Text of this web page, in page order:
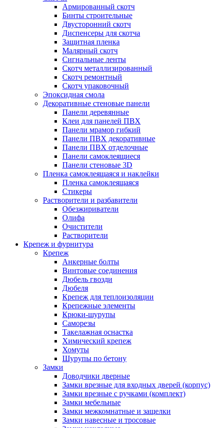
Армированный скотч
Бинты строительные
Двусторонний скотч
Диспенсеры для скотча
Защитная пленка
Малярный скотч
Сигнальные ленты
Скотч металлизированный
Скотч ремонтный
Скотч упаковочный
Эпоксидная смола
Декоративные стеновые панели
Панели деревянные
Клеи для панелей ПВХ
Панели мрамор гибкий
Панели ПВХ декоративные
Панели ПВХ отделочные
Панели самоклеящиеся
Панели стеновые 3D
Пленка самоклеящаяся и наклейки
Пленка самоклеящаяся
Стикеры
Растворители и разбавители
Обезжириватели
Олифа
Очистители
Растворители
Крепеж и фурнитура
Крепеж
Анкерные болты
Винтовые соединения
Дюбель гвозди
Дюбеля
Крепеж для теплоизоляции
Крепежные элементы
Крюки-шурупы
Саморезы
Такелажная оснастка
Химический крепеж
Хомуты
Шурупы по бетону
Замки
Доводчики дверные
Замки врезные для входных дверей (корпус)
Замки врезные с ручками (комплект)
Замки мебельные
Замки межкомнатные и защелки
Замки навесные и тросовые